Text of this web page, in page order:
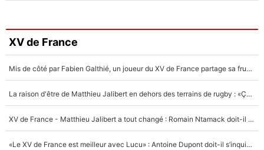
XV de France
Mis de côté par Fabien Galthié, un joueur du XV de France partage sa frustration : «ils ne me l’ont pas dit tout de suite»
La raison d'être de Matthieu Jalibert en dehors des terrains de rugby : «Ça m'atteint autant que si tu touches à un membre de ma famille»
XV de France - Matthieu Jalibert a tout changé : Romain Ntamack doit-il s’inquiéter pour sa place à un an de la Coupe du monde ?
«Le XV de France est meilleur avec Lucu» : Antoine Dupont doit-il s’inquiéter pour sa place ?